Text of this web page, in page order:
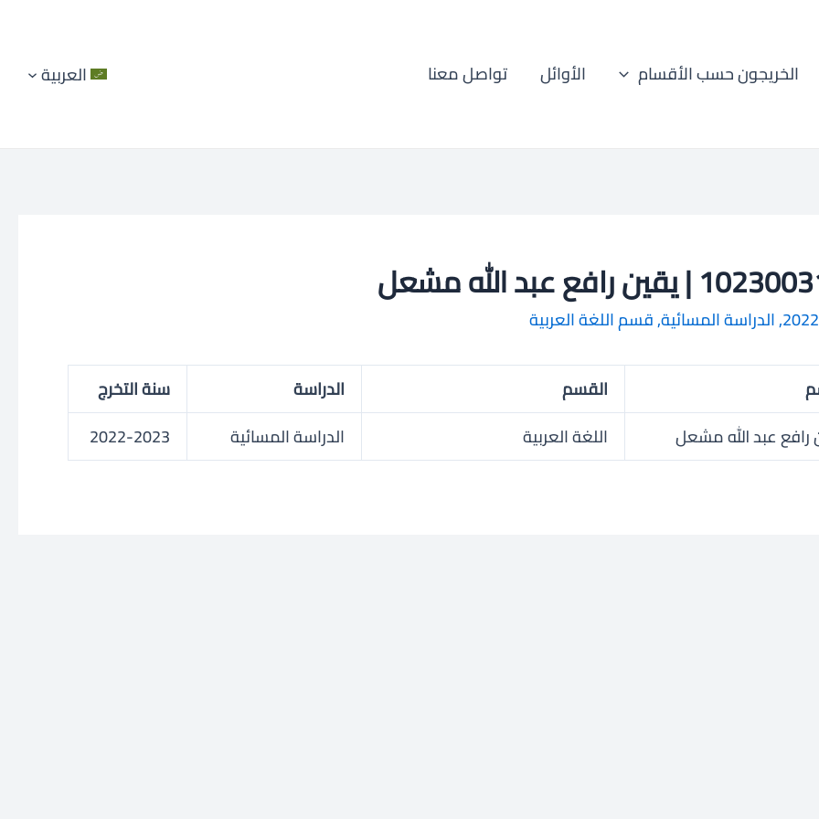
الخريجون حسب الأقسام الأوائل تواصل معنا العربية
يقين رافع عبد الله مشعل
,الدراسة المسائية,قسم اللغة العربية
القسم الدراسة
سنة التخرج
رافع عبد الله مشعل
اللغة العربية الدراسة المسائية 2022-2023